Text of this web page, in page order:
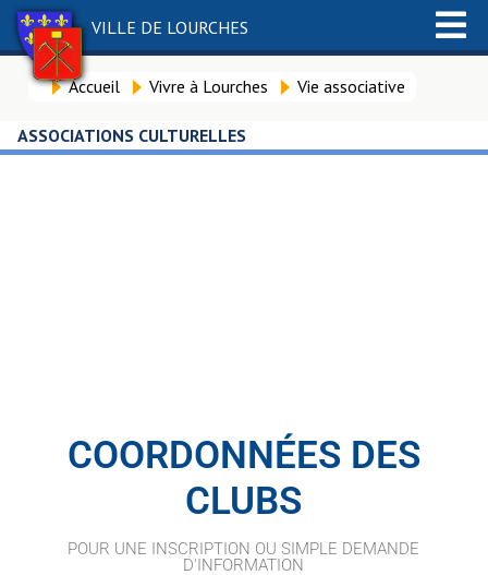
VILLE DE LOURCHES
Accueil Vivre à Lourches Vie associative
ASSOCIATIONS CULTURELLES
COORDONNÉES DES
CLUBS
POUR UNE INSCRIPTION OU SIMPLE DEMANDE
D'INFORMATION